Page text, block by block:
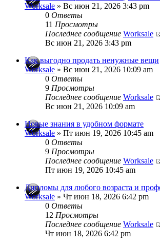
Worksale » Вс июн 21, 2026 3:43 pm
0 Ответы
11 Просмотры
Последнее сообщение Worksale
Вс июн 21, 2026 3:43 pm
Как выгодно продать ненужные вещи
Worksale » Вс июн 21, 2026 10:09 am
0 Ответы
9 Просмотры
Последнее сообщение Worksale
Вс июн 21, 2026 10:09 am
Новые знания в удобном формате
Worksale » Пт июн 19, 2026 10:45 am
0 Ответы
9 Просмотры
Последнее сообщение Worksale
Пт июн 19, 2026 10:45 am
Дипломы для любого возраста и
Worksale » Чт июн 18, 2026 6:42 pm
0 Ответы
12 Просмотры
Последнее сообщение Worksale
Чт июн 18, 2026 6:42 pm